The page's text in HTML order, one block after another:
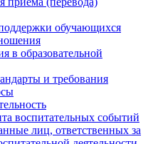
обучающихся
в образовательной
и требования
воспитательных событий
лиц, ответственных за